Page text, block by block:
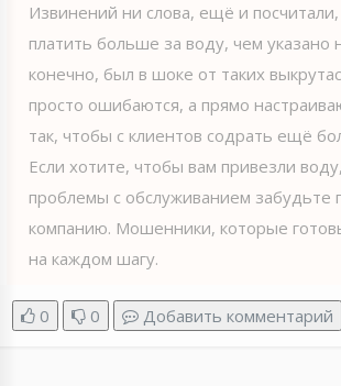
Извинений ни слова, ещё и
платить больше за воду, чем указано
конечно, был в шоке от таких
просто ошибаются, а прямо
так, чтобы с клиентов содрать ещё
Если хотите, чтобы вам привезли
проблемы с обслуживанием забудьте
компанию. Мошенники, которые
на каждом шагу.
0 0 Добавить комментарий